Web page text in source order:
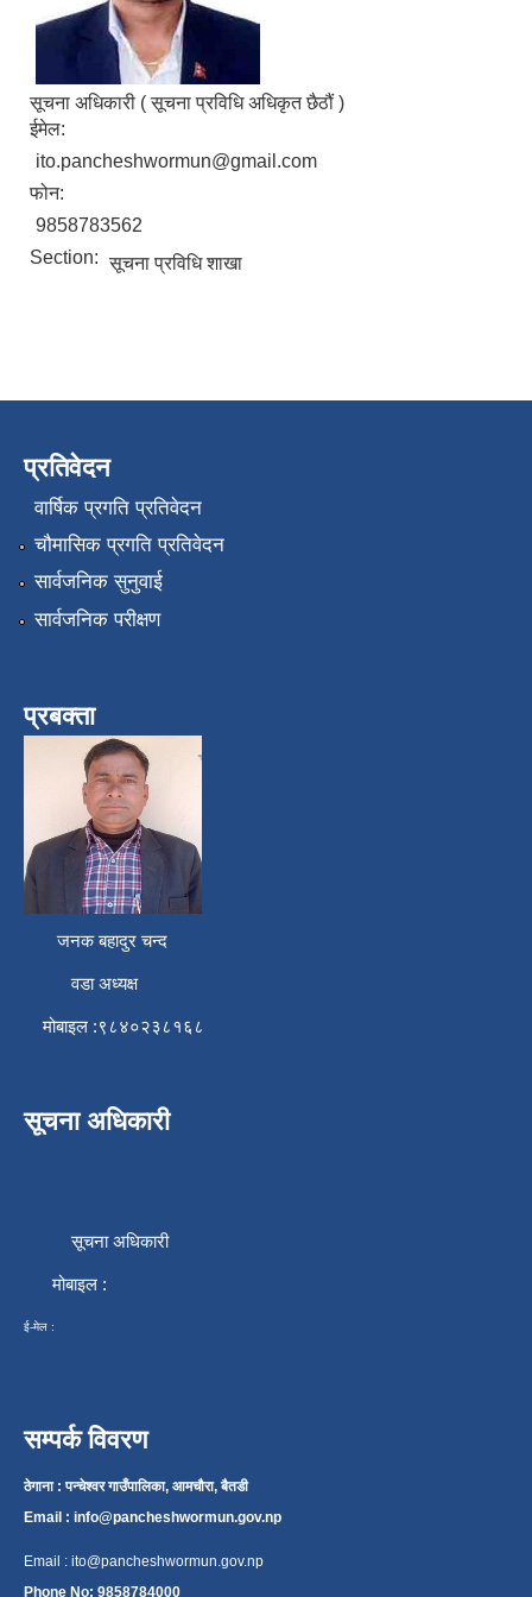
सूचना अधिकारी ( सूचना प्रविधि अधिकृत छैठौं )
ईमेल:
ito.pancheshwormun@gmail.com
फोन:
9858783562
Section: सूचना प्रविधि शाखा
प्रतिवेदन
वार्षिक प्रगति प्रतिवेदन
चौमासिक प्रगति प्रतिवेदन
सार्वजनिक सुनुवाई
सार्वजनिक परीक्षण
प्रबक्ता
जनक बहादुर चन्द
वडा अध्यक्ष
मोबाइल :९८४०२३८१६८
सूचना अधिकारी
सूचना अधिकारी
मोबाइल :
ई-मेल :
सम्पर्क विवरण
ठेगाना : पन्चेश्वर गाउँपालिका, आमचौरा, बैतडी
Email : info@pancheshwormun.gov.np
Email : ito@pancheshwormun.gov.np
Phone No: 9858784000